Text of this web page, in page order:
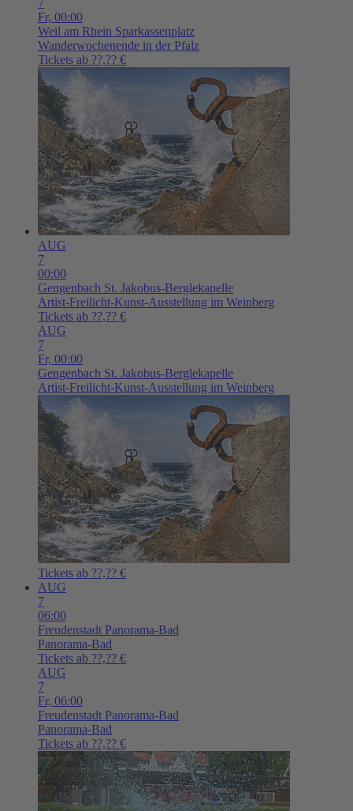
Fr, 00:00
Weil am Rhein Sparkassenplatz
Wanderwochenende in der Pfalz
Tickets ab ??,?? €
AUG
7
00:00
Gengenbach St. Jakobus-Berglekapelle
Artist-Freilicht-Kunst-Ausstellung im Weinberg
Tickets ab ??,?? €
AUG
7
Fr, 00:00
Gengenbach St. Jakobus-Berglekapelle
Artist-Freilicht-Kunst-Ausstellung im Weinberg
Tickets ab ??,?? €
AUG
7
06:00
Freudenstadt Panorama-Bad
Panorama-Bad
Tickets ab ??,?? €
AUG
7
Fr, 06:00
Freudenstadt Panorama-Bad
Panorama-Bad
Tickets ab ??,?? €